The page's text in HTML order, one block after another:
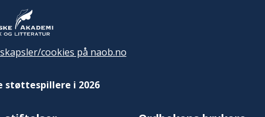
cookies på naob.no
støttespillere i 2026